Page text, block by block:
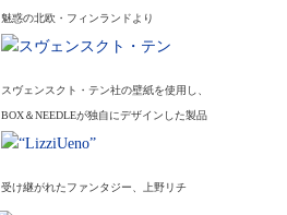
魅惑の北欧・フィンランドより
スヴェンスクト・テン社の壁紙を使用し、
BOX＆NEEDLEが独自にデザインした製品
受け継がれたファンタジー、上野リチ